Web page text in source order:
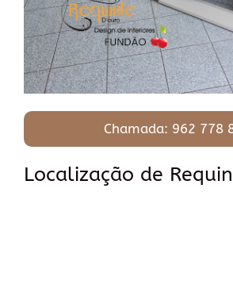
Chamada: 962 778
Localização de